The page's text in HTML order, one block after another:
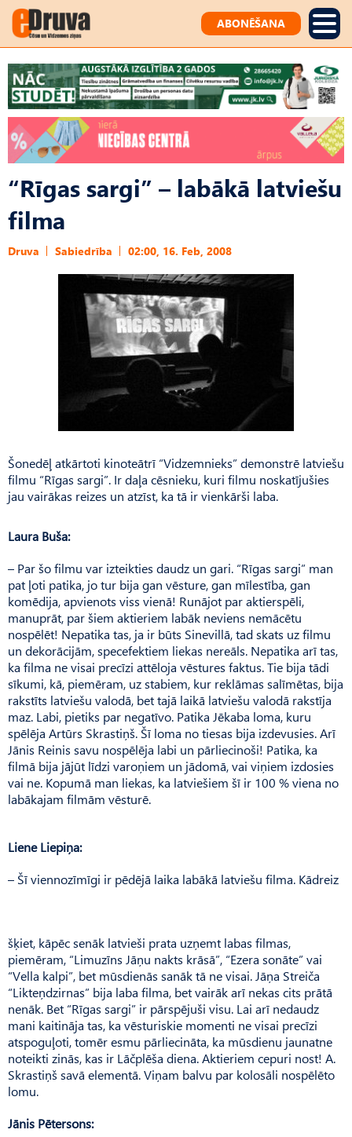
ABONĒŠANA
“Rīgas sargi” – labākā latviešu
filma
Druva Sabiedrība 02:00, 16. Feb, 2008
Šonedēļ atkārtoti kinoteātrī “Vidzemnieks” demonstrē latviešu
filmu “Rīgas sargi”. Ir daļa cēsnieku, kuri filmu noskatījušies
jau vairākas reizes un atzīst, ka tā ir vienkārši laba.
Laura Buša:
– Par šo filmu var izteikties daudz un gari. “Rīgas sargi” man
pat ļoti patika, jo tur bija gan vēsture, gan mīlestība, gan
komēdija, apvienots viss vienā! Runājot par aktierspēli,
manuprāt, par šiem aktieriem labāk neviens nemācētu
nospēlēt! Nepatika tas, ja ir būts Sinevillā, tad skats uz filmu
un dekorācijām, specefektiem liekas nereāls. Nepatika arī tas,
ka filma ne visai precīzi attēloja vēstures faktus. Tie bija tādi
sīkumi, kā, piemēram, uz stabiem, kur reklāmas salīmētas, bija
rakstīts latviešu valodā, bet tajā laikā latviešu valodā rakstīja
maz. Labi, pietiks par negatīvo. Patika Jēkaba loma, kuru
spēlēja Artūrs Skrastiņš. Šī loma no tiesas bija izdevusies. Arī
Jānis Reinis savu nospēlēja labi un pārliecinoši! Patika, ka
filmā bija jājūt līdzi varoņiem un jādomā, vai viņiem izdosies
vai ne. Kopumā man liekas, ka latviešiem šī ir 100 % viena no
labākajam filmām vēsturē.
Liene Liepiņa:
– Šī viennozīmīgi ir pēdējā laika labākā latviešu filma. Kādreiz
šķiet, kāpēc senāk latvieši prata uzņemt labas filmas,
piemēram, “Limuzīns Jāņu nakts krāsā”, “Ezera sonāte” vai
“Vella kalpi”, bet mūsdienās sanāk tā ne visai. Jāņa Streiča
“Likteņdzirnas” bija laba filma, bet vairāk arī nekas cits prātā
nenāk. Bet “Rīgas sargi” ir pārspējuši visu. Lai arī nedaudz
mani kaitināja tas, ka vēsturiskie momenti ne visai precīzi
atspoguļoti, tomēr esmu pārliecināta, ka mūsdienu jaunatne
noteikti zinās, kas ir Lāčplēša diena. Aktieriem cepuri nost! A.
Skrastiņš savā elementā. Viņam balvu par kolosāli nospēlēto
lomu.
Jānis Pētersons: